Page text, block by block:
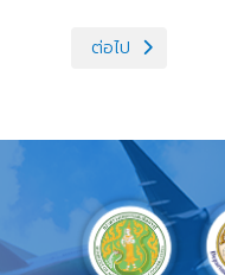
เนื้อหาถัดไป: ปศุสั
ต่อไป